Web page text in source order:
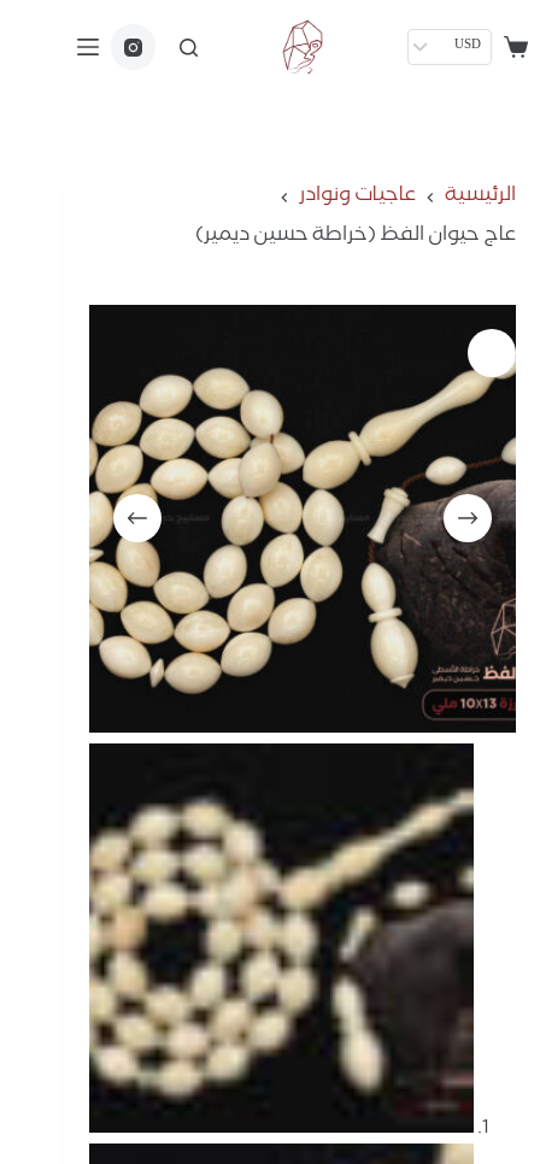
USD
الرئيسية
عاجيات ونوادر
عاج حيوان الفظ (خراطة حسين ديمير)